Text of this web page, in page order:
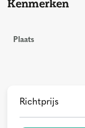
Plaats
Richtprijs